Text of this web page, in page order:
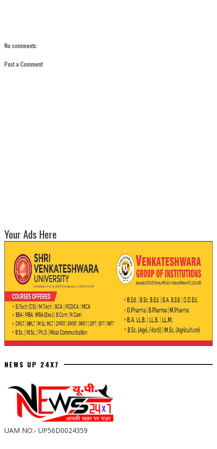
No comments:
Post a Comment
Your Ads Here
NEWS UP 24X7
UAM NO:- UP56D0024359